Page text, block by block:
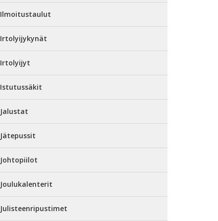
Ilmoitustaulut
Irtolyijykynät
Irtolyijyt
Istutussäkit
Jalustat
Jätepussit
Johtopiilot
Joulukalenterit
Julisteenripustimet